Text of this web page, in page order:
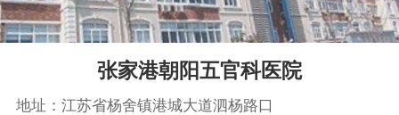
张家港朝阳五官科医院
地址：江苏省杨舍镇港城大道泗杨路口